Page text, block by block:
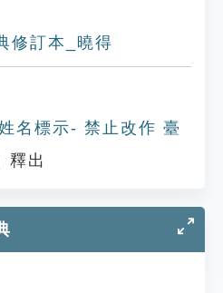
修訂本_曉得
名標示- 禁止改作 臺
釋出